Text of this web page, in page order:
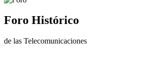
Foro Histórico
de las Telecomunicaciones